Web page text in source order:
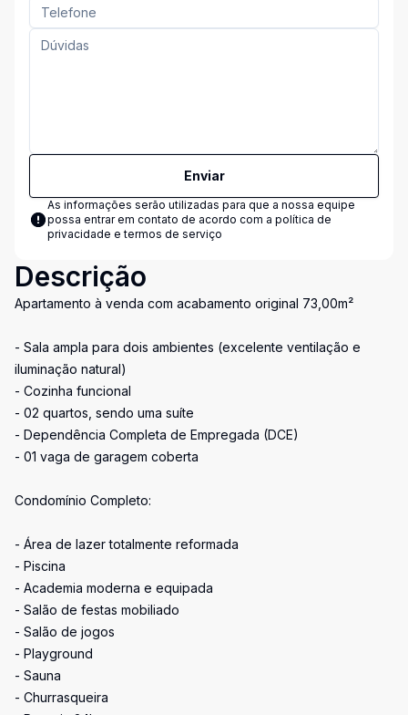
Enviar
As informações serão utilizadas para que a nossa equipe
possa entrar em contato de acordo com a política de
privacidade e termos de serviço
Descrição
Apartamento à venda com acabamento original 73,00m²
- Sala ampla para dois ambientes (excelente ventilação e
iluminação natural)
- Cozinha funcional
- 02 quartos, sendo uma suíte
- Dependência Completa de Empregada (DCE)
- 01 vaga de garagem coberta
Condomínio Completo:
- Área de lazer totalmente reformada
- Piscina
- Academia moderna e equipada
- Salão de festas mobiliado
- Salão de jogos
- Playground
- Sauna
- Churrasqueira